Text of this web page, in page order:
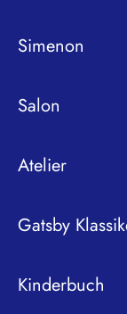
Simenon
Salon
Atelier
Gatsby
Kinderbuch